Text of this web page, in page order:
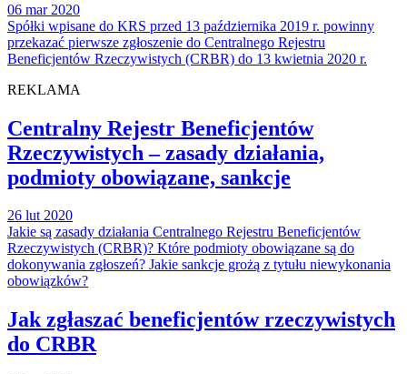
06 mar 2020
Spółki wpisane do KRS przed 13 października 2019 r. powinny
przekazać pierwsze zgłoszenie do Centralnego Rejestru
Beneficjentów Rzeczywistych (CRBR) do 13 kwietnia 2020 r.
REKLAMA
Centralny Rejestr Beneficjentów
Rzeczywistych – zasady działania,
podmioty obowiązane, sankcje
26 lut 2020
Jakie są zasady działania Centralnego Rejestru Beneficjentów
Rzeczywistych (CRBR)? Które podmioty obowiązane są do
dokonywania zgłoszeń? Jakie sankcje grożą z tytułu niewykonania
obowiązków?
Jak zgłaszać beneficjentów rzeczywistych
do CRBR